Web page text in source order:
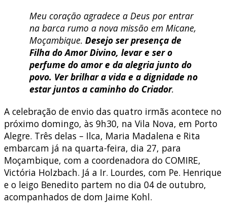
Meu coração agradece a Deus por entrar
na barca rumo a nova missão em Micane,
Moçambique. Desejo ser presença de
Filha do Amor Divino, levar e ser o
perfume do amor e da alegria junto do
povo. Ver brilhar a vida e a dignidade no
estar juntos a caminho do Criador.
A celebração de envio das quatro irmãs acontece no
próximo domingo, às 9h30, na Vila Nova, em Porto
Alegre. Três delas – Ilca, Maria Madalena e Rita
embarcam já na quarta-feira, dia 27, para
Moçambique, com a coordenadora do COMIRE,
Victória Holzbach. Já a Ir. Lourdes, com Pe. Henrique
e o leigo Benedito partem no dia 04 de outubro,
acompanhados de dom Jaime Kohl.